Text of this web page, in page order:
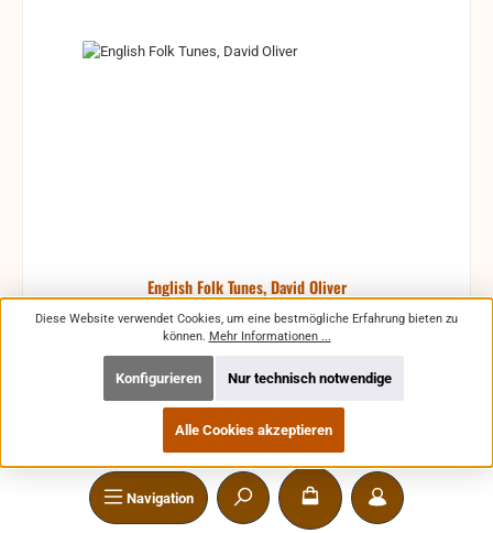
Navigation
English Folk Tunes, David Oliver
88 traditionelle Stücke
Produktnummer:ED12884
Diese Website verwendet Cookies, um eine bestmögliche Erfahrung bieten zu
können. Mehr Informationen ...
Nur technisch notwendige
Konfigurieren
Alle Cookies akzeptieren